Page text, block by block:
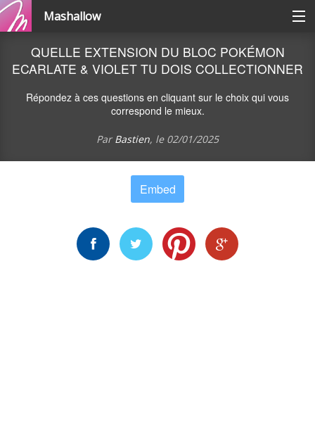
Mashallow
Catégories
Créer une battle
Créer un quizz
QUELLE EXTENSION DU BLOC POKÉMON
ECARLATE & VIOLET TU DOIS COLLECTIONNER
Répondez à ces questions en cliquant sur le choix qui vous
correspond le mieux.
Par Bastien, le 02/01/2025
Embed